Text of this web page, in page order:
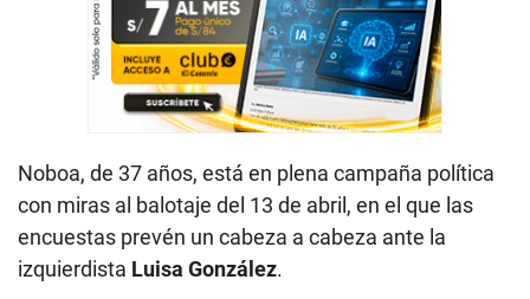
Noboa, de 37 años, está en plena campaña política
con miras al balotaje del 13 de abril, en el que las
encuestas prevén un cabeza a cabeza ante la
izquierdista Luisa González.